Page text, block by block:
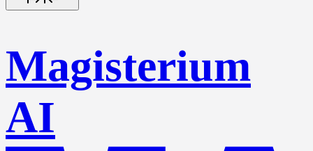
Magisterium
AI